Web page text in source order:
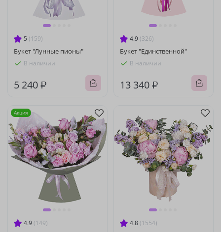
5 (159)
Букет "Лунные пионы"
В наличии
5 240 ₽
4.9 (326)
Букет "Единственной"
В наличии
13 340 ₽
4.9 (149)
Акция
4.8 (1554)